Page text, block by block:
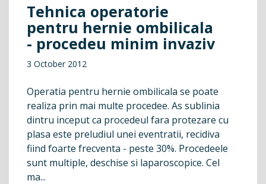
Tehnica operatorie
pentru hernie ombilicala
- procedeu minim invaziv
3 October 2012
Operatia pentru hernie ombilicala se poate
realiza prin mai multe procedee. As sublinia
dintru inceput ca procedeul fara protezare cu
plasa este preludiul unei eventratii, recidiva
fiind foarte frecventa - peste 30%. Procedeele
sunt multiple, deschise si laparoscopice. Cel
ma...